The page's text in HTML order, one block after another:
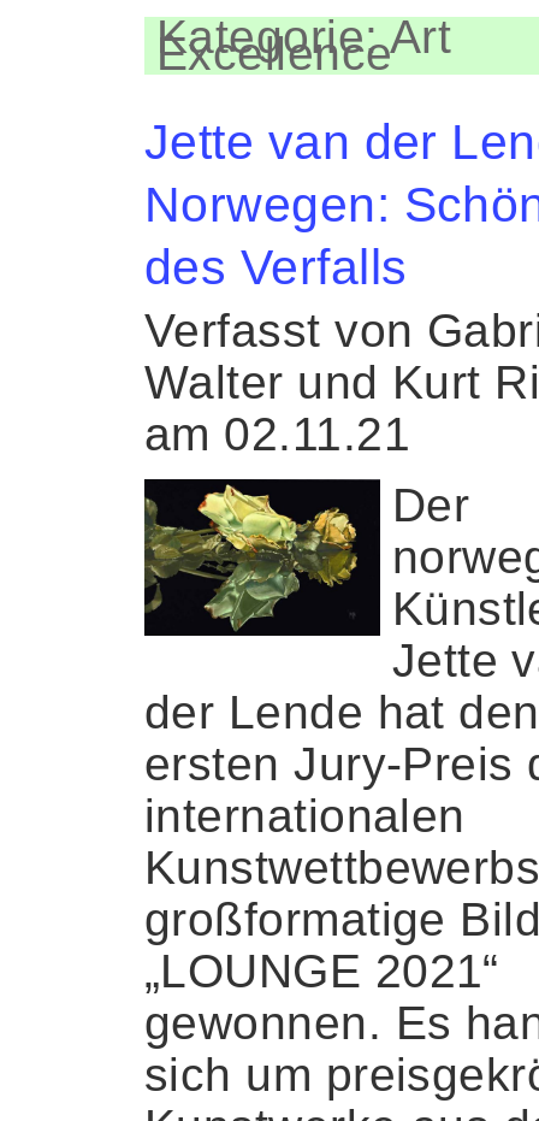
Kategorie: Art
Excellence
Jette van der
Norwegen:
des Verfalls
Verfasst von
Walter und Kurt
am 02.11.21
Der
Jette
der Lende hat den
ersten Jury-Preis
internationalen
großformatige
„LOUNGE 2021“
gewonnen. Es
sich um